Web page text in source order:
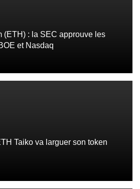
(ETH) : la SEC approuve les
et Nasdaq
Taiko va larguer son token